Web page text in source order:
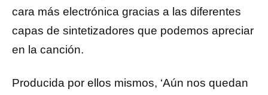
cara más electrónica gracias a las diferentes
capas de sintetizadores que podemos apreciar
en la canción.
Producida por ellos mismos, ‘Aún nos quedan